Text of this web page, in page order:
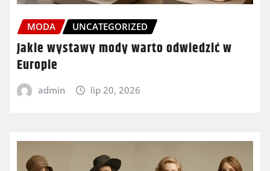
MODA UNCATEGORIZED
Jakie wystawy mody warto odwiedzić w
Europie
admin lip 20, 2026